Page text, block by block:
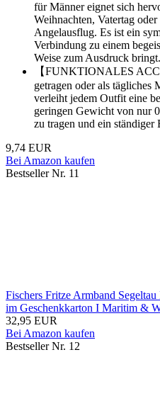
für Männer eignet sich
Weihnachten, Vatertag
Angelausflug. Es ist ein
Verbindung zu einem
Weise zum Ausdruck bringt.
【FUNKTIONALES
getragen oder als tägliches
verleiht jedem Outfit eine
geringen Gewicht von nur
zu tragen und ein
9,74 EUR
Bei Amazon kaufen
Bestseller Nr. 11
Fischers Fritze Armband
im Geschenkkarton I Maritim &
32,95 EUR
Bei Amazon kaufen
Bestseller Nr. 12